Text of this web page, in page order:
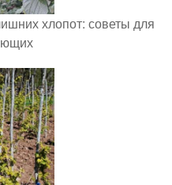
хлопот: советы для